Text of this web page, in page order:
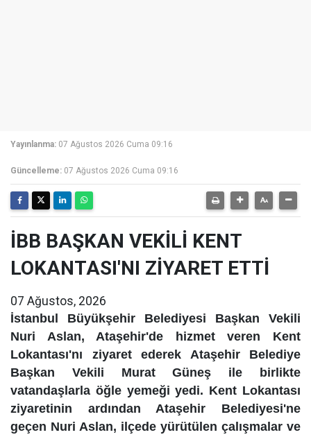
Yayınlanma: 07 Ağustos 2026 Cuma 09:16
Güncelleme: 07 Ağustos 2026 Cuma 09:16
İBB BAŞKAN VEKİLİ KENT
LOKANTASI'NI ZİYARET ETTİ
07 Ağustos, 2026
İstanbul Büyükşehir Belediyesi Başkan Vekili
Nuri Aslan, Ataşehir'de hizmet veren Kent
Lokantası'nı ziyaret ederek Ataşehir Belediye
Başkan Vekili Murat Güneş ile birlikte
vatandaşlarla öğle yemeği yedi. Kent Lokantası
ziyaretinin ardından Ataşehir Belediyesi'ne
geçen Nuri Aslan, ilçede yürütülen çalışmalar ve